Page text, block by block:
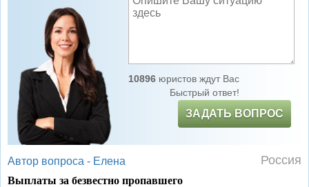
10896юристов ждут Вас
Быстрый ответ!
ЗАДАТЬ ВОПРОС
Автор вопроса - Елена Россия
Выплаты за безвестно пропавшего